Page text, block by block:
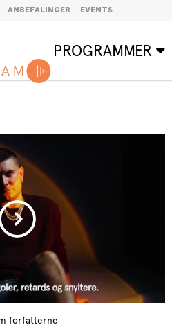
ANBEFALINGER EVENTS
PROGRAMMER
forfatterne